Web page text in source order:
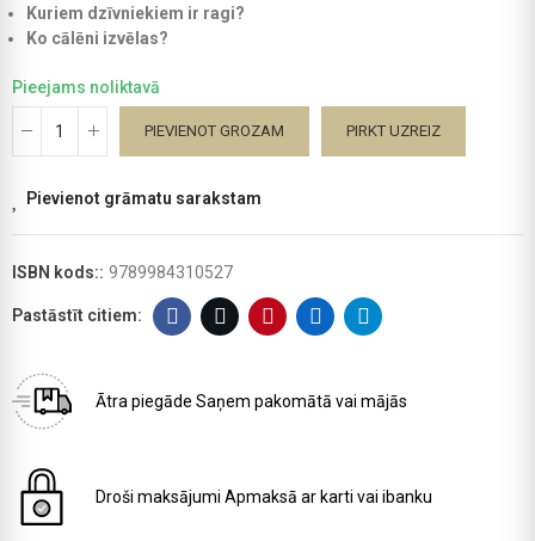
Kuriem dzīvniekiem ir ragi?
Ko cālēni izvēlas?
Pieejams noliktavā
PIEVIENOT GROZAM PIRKT UZREIZ
Pievienot grāmatu sarakstam
ISBN kods:: 9789984310527
Ātra piegāde Saņem pakomātā vai mājās
Droši maksājumi Apmaksā ar karti vai ibanku